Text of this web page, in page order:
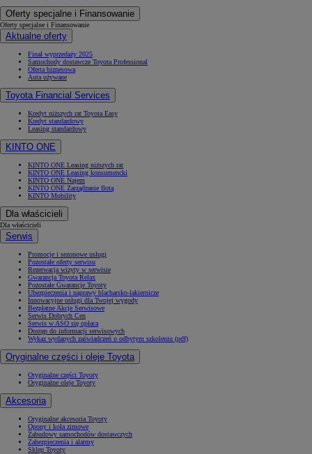
Oferty specjalne i Finansowanie
Oferty specjalne i Finansowanie
Aktualne oferty
Finał wyprzedaży 2025
Samochody dostawcze Toyota Professional
Oferta biznesowa
Auta używane
Toyota Financial Services
Kredyt niższych rat Toyota Easy
Kredyt standardowy
Leasing standardowy
KINTO ONE
KINTO ONE Leasing niższych rat
KINTO ONE Leasing konsumencki
KINTO ONE Najem
KINTO ONE Zarządzanie flotą
KINTO Mobility
Dla właścicieli
Dla właścicieli
Serwis
Promocje i sezonowe usługi
Pozostałe oferty serwisu
Rezerwacja wizyty w serwisie
Gwarancja Toyota Relax
Pozostałe Gwarancje Toyoty
Ubezpieczenia i naprawy blacharsko-lakiernicze
Innowacyjne usługi dla Twojej wygody
Bezpłatne Akcje Serwisowe
Serwis Dobrych Cen
Serwis w ASO się opłaca
Dostęp do informacji serwisowych
Wykaz wydanych zaświadczeń o odbytym szkoleniu (pdf)
Oryginalne części i oleje Toyota
Oryginalne części Toyoty
Oryginalne oleje Toyoty
Akcesoria
Oryginalne akcesoria Toyoty
Opony i koła zimowe
Zabudowy samochodów dostawczych
Zabezpieczenia i alarmy
Sklep Toyoty